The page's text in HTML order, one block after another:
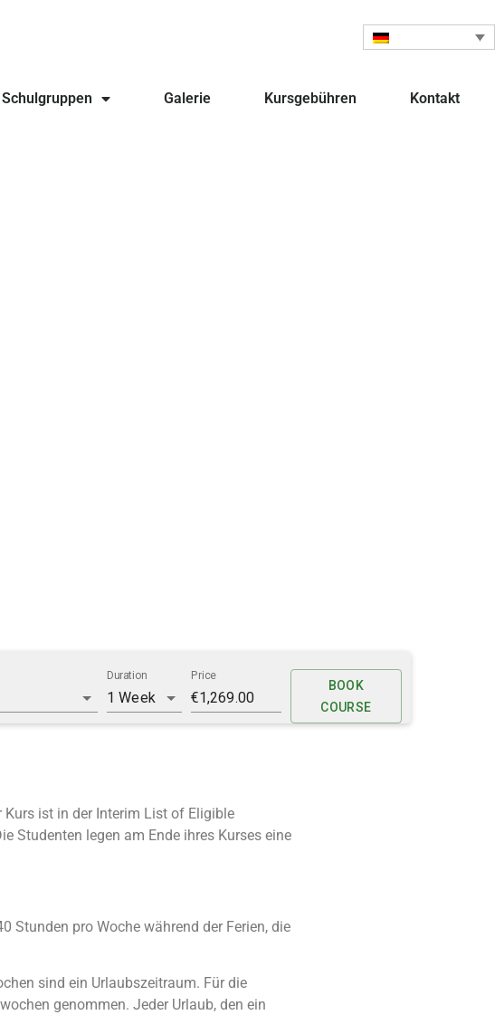
Galerie Kursgebühren Kontakt
Kurs ist in der Interim List of Eligible
Studenten legen am Ende ihres Kurses eine
Stunden pro Woche während der Ferien, die
sind ein Urlaubszeitraum. Für die
genommen. Jeder Urlaub, den ein